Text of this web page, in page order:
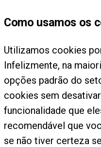
Como usamos os
Utilizamos cookies
Infelizmente, na
opções padrão do
cookies sem
funcionalidade que
recomendável que
se não tiver certeza